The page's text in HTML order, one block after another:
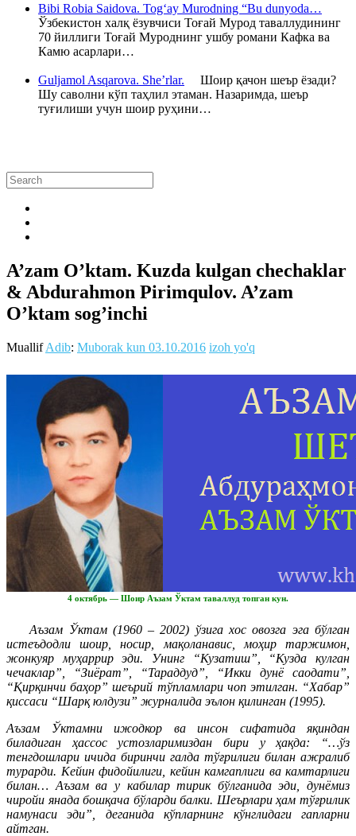
Bibi Robia Saidova. Tog‘ay Murodning “Bu dunyoda…
Ўзбекистон халқ ёзувчиси Тоғай Мурод таваллудининг
70 йиллиги Тоғай Муроднинг ушбу романи Кафка ва
Камю асарлари…
Guljamol Asqarova. She’rlar. Шоир қачон шеър ёзади?
Шу саволни кўп таҳлил этаман. Назаримда, шеър
туғилиши учун шоир руҳини…
A’zam O’ktam. Kuzda kulgan chechaklar
& Abdurahmon Pirimqulov. A’zam
O’ktam sog’inchi
MuallifAdib: Muborak kun 03.10.2016 izoh yo'q
4 октябрь — Шоир Аъзам Ўктам таваллуд топган кун.
Аъзам Ўктам (1960 – 2002) ўзига хос овозга эга бўлган
истеъдодли шоир, носир, мақоланавис, моҳир таржимон,
жонкуяр муҳаррир эди. Унинг “Кузатиш”, “Кузда кулган
чечаклар”, “Зиёрат”, “Тараддуд”, “Икки дунё саодати”,
“Қирқинчи баҳор” шеърий тўпламлари чоп этилган. “Хабар”
қиссаси “Шарқ юлдузи” журналида эълон қилинган (1995).
Аъзам Ўктамни ижодкор ва инсон сифатида яқиндан
биладиган ҳассос устозларимиздан бири у ҳақда: “…ўз
тенгдошлари ичида биринчи галда тўғрилиги билан ажралиб
турарди. Кейин фидойилиги, кейин камгаплиги ва камтарлиги
билан… Аъзам ва у кабилар тирик бўлганида эди, дунёмиз
чиройи янада бошқача бўларди балки. Шеърлари ҳам тўғрилик
намунаси эди”, деганида кўпларнинг кўнглидаги гапларни
айтган.